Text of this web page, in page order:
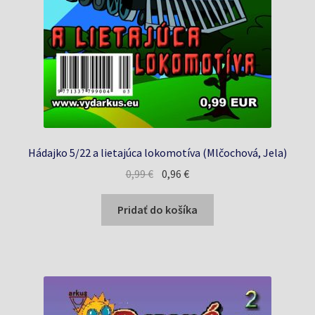
Hádajko 5/22 a lietajúca lokomotíva (Mlčochová, Jela)
0,99€ Pôvodná
cena
bola:
0,99 €.
0,96€Aktuálna
cena
je:
0,96 €.
Pridať do košíka